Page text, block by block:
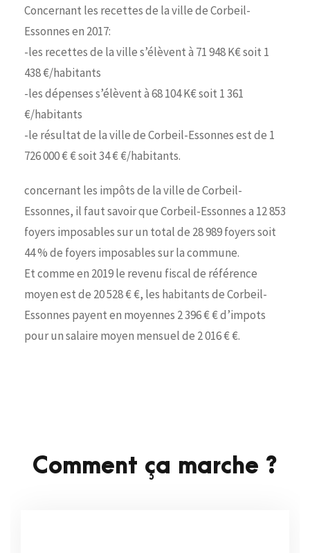
Concernant les recettes de la ville de Corbeil-
Essonnes en 2017:
-les recettes de la ville s’élèvent à 71 948 K€ soit 1
438 €/habitants
-les dépenses s’élèvent à 68 104 K€ soit 1 361
€/habitants
-le résultat de la ville de Corbeil-Essonnes est de 1
726 000 € € soit 34 € €/habitants.
concernant les impôts de la ville de Corbeil-
Essonnes, il faut savoir que Corbeil-Essonnes a 12 853
foyers imposables sur un total de 28 989 foyers soit
44 % de foyers imposables sur la commune.
Et comme en 2019 le revenu fiscal de référence
moyen est de 20 528 € €, les habitants de Corbeil-
Essonnes payent en moyennes 2 396 € € d’impots
pour un salaire moyen mensuel de 2 016 € €.
Comment ça marche ?